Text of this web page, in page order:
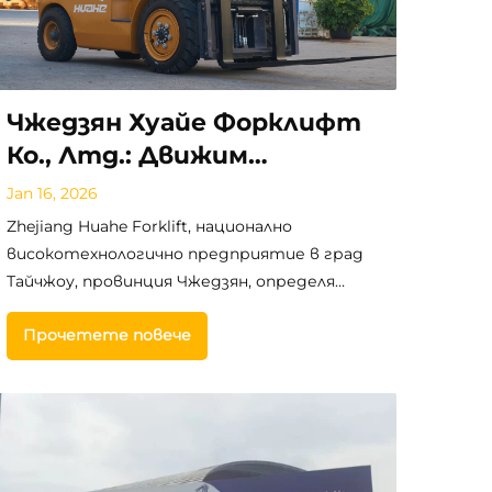
Чжедзян Хуайе Форклифт
Ко., Лтд.: Движим
бъдещето на глобалната
материална обработка с
иновации и надеждност
Jan 16, 2026
Zhejiang Huahe Forklift, национално
високотехнологично предприятие в град
Тайчжоу, провинция Чжедзян, определя
бъдещето на глобалното
товарообработващо оборудване чрез
иновативни и надеждни решения за
промишлени превозни средства и вилкови
Прочетете повече